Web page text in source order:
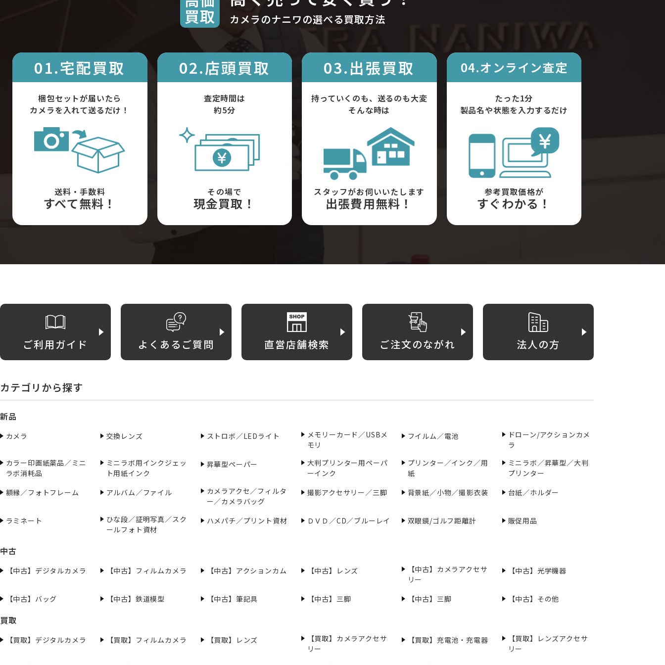
買取 カメラのナニワの選べる買取方法
01.宅配買取
梱包セットが届いたら
カメラを入れて送るだけ！
送料・手数料
すべて無料！
02.店頭買取
査定時間は
約5分
その場で
現金買取！
03.出張買取
持っていくのも、送るのも大変
そんな時は
スタッフがお伺いいたします
出張費用無料！
04.オンライン査定
たった1分
製品名や状態を入力するだけ
参考買取価格が
すぐわかる！
ご利用ガイド よくあるご質問 直営店舗検索 ご注文のながれ 法人の方
カテゴリから探す
新品
カメラ 交換レンズ ストロボ／LEDライト
メモリーカード／USBメ
モリ
フイルム／電池
ドローン/アクションカメ
ラ
カラー印画紙薬品／ミニ
ラボ消耗品
ミニラボ用インクジェッ
ト用紙インク
昇華型ペーパー
大判プリンター用ペーパ
ーインク
プリンター／インク／用
紙
ミニラボ／昇華型／大判
プリンター
額縁／フォトフレーム
アルバム／ファイル
カメラアクセ／フィルタ
ー／カメラバッグ
撮影アクセサリー／三脚 背景紙／小物／撮影衣装 台紙／ホルダー
ラミネート
ひな段／証明写真／スク
ールフォト資材
ハメパチ／プリント資材 ＤＶＤ／CD／ブルーレイ 双眼鏡/ゴルフ距離計 販促用品
中古
【中古】デジタルカメラ 【中古】フィルムカメラ 【中古】アクションカム 【中古】レンズ
【中古】カメラアクセサ
リー
【中古】光学機器
【中古】バッグ 【中古】鉄道模型 【中古】筆記具 【中古】三脚 【中古】三脚 【中古】その他
買取
【買取】デジタルカメラ 【買取】フィルムカメラ 【買取】レンズ
【買取】カメラアクセサ
リー
【買取】充電池・充電器
【買取】レンズアクセサ
リー